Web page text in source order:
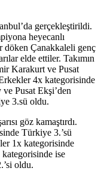
gerçekleştirildi.
heyecanlı
döken Çanakkaleli genç
elde ettiler. Takımın
Karakurt ve Pusat
4x kategorisinde
Pusat Ekşi’den
3.sü oldu.
göz kamaştırdı.
Türkiye 3.’sü
1x kategorisinde
ise
oldu.